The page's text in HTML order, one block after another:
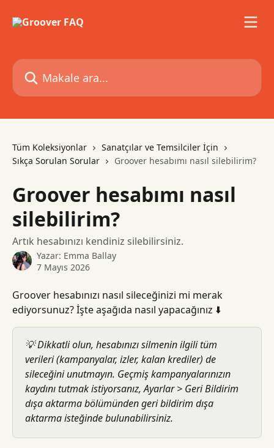
Makale ara...
Tüm Koleksiyonlar
Sanatçılar ve Temsilciler İçin
Sıkça Sorulan Sorular
Groover hesabımı nasıl silebilirim?
Groover hesabımı nasıl
silebilirim?
Artık hesabınızı kendiniz silebilirsiniz.
Yazar: Emma Ballay
7 Mayıs 2026
Groover hesabınızı nasıl sileceğinizi mi merak
ediyorsunuz? İşte aşağıda nasıl yapacağınız ⬇️
💡 Dikkatli olun, hesabınızı silmenin ilgili tüm
verileri (kampanyalar, izler, kalan krediler) de
sileceğini unutmayın. Geçmiş kampanyalarınızın
kaydını tutmak istiyorsanız, Ayarlar > Geri Bildirim
dışa aktarma bölümünden geri bildirim dışa
aktarma isteğinde bulunabilirsiniz.